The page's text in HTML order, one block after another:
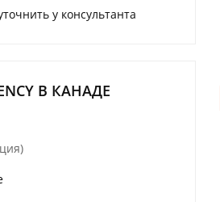
у консультанта
В КАНАДЕ